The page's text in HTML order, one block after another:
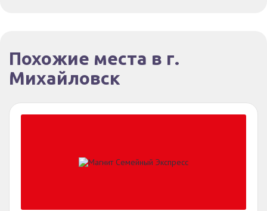
Похожие места в г.
Михайловск